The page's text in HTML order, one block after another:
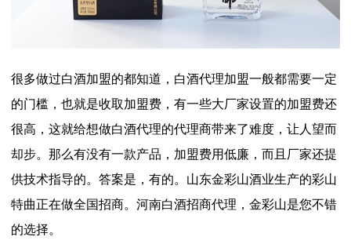
很多做过白酒加盟的都知道，白酒代理加盟一般都需要一定
的门槛，也就是收取加盟费，有一些大厂家设置的加盟费还
很高，这就给想做白酒代理的代理商带来了难度，让人望而
却步。那么有没有一款产品，加盟费用低廉，而且厂家还提
供技术指导的。答案是，有的。山东金彩山酒业生产的彩山
特曲正在做全国招商。河南白酒招商代理，金彩山是您不错
的选择。